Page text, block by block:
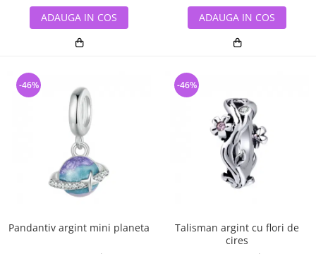
ADAUGA IN COS ADAUGA IN COS
Pandantiv argint mini planeta
-46%
Talisman argint cu flori de
cires
-46%